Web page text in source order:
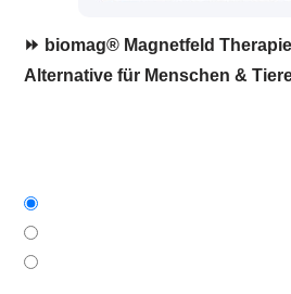
⏩ biomag® Magnetfeld
Alternative für Menschen &